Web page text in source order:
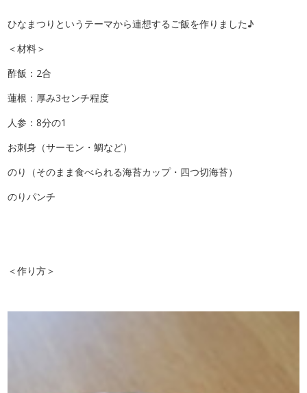
ひなまつりというテーマから連想するご飯を作りました♪
＜材料＞
酢飯：2合
蓮根：厚み3センチ程度
人参：8分の1
お刺身（サーモン・鯛など）
のり（そのまま食べられる海苔カップ・四つ切海苔）
のりパンチ
＜作り方＞